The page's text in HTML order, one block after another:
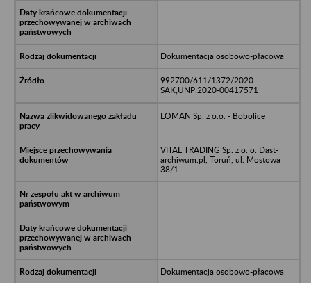
Dokumentacja osobowo-płacowa
992700/611/1372/2020-
SAK;UNP:2020-00417571
LOMAN Sp. z o.o. - Bobolice
VITAL TRADING Sp. z o. o. Dast-
archiwum.pl, Toruń, ul. Mostowa
38/1
Dokumentacja osobowo-płacowa